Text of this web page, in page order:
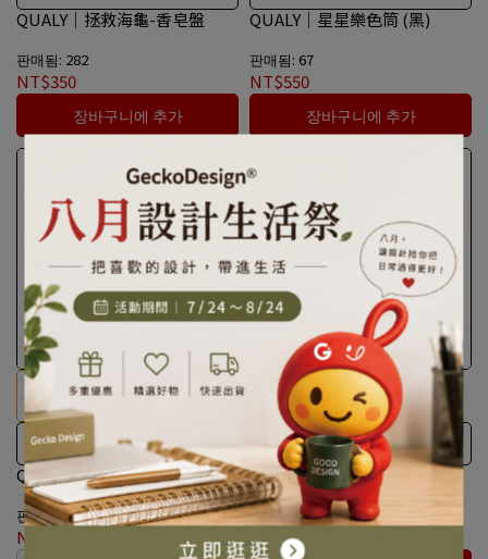
儘一份心力
QUALY｜拯救海龜-香皂盤
판매됨: 282
NT$350
장바구니에 추가
QUALY｜星星樂色筒 (黑)
판매됨: 67
NT$550
장바구니에 추가
讓你在樂趣中輕鬆做家事
QUALY｜櫻桃刷
판매됨: 563
NT$1,250
回收寶特瓶所製成，100%可回
收。
QUALY｜珊瑚海綿架
판매됨: 70
NT$590